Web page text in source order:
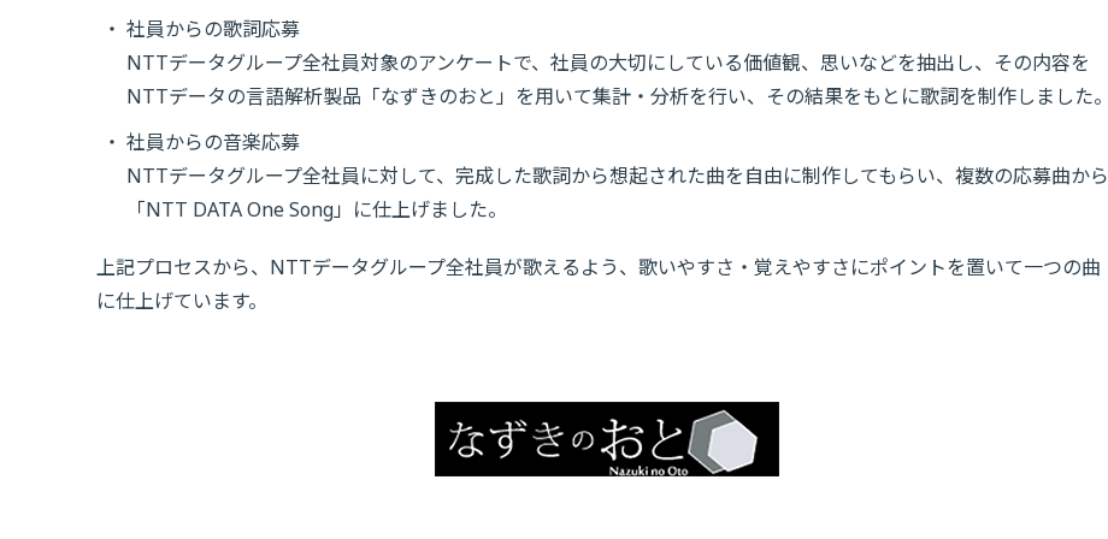
社員からの歌詞応募
NTTデータグループ全社員対象のアンケートで、社員の大切にしている価値観、思いなどを抽出し、その内容を
NTTデータの言語解析製品「なずきのおと」を用いて集計・分析を行い、その結果をもとに歌詞を制作しました。
社員からの音楽応募
NTTデータグループ全社員に対して、完成した歌詞から想起された曲を自由に制作してもらい、複数の応募曲から
「NTT DATA One Song」に仕上げました。
上記プロセスから、NTTデータグループ全社員が歌えるよう、歌いやすさ・覚えやすさにポイントを置いて一つの曲
に仕上げています。